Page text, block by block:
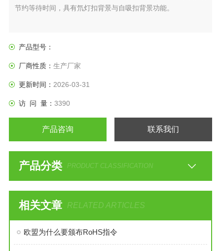
节约等待时间，具有氘灯扣背景与自吸扣背景功能。
产品型号：
厂商性质： 生产厂家
更新时间： 2026-03-31
访 问 量： 3390
产品咨询 联系我们
产品分类 PRODUCT CLASSIFICATION
相关文章 RELATED ARTICLES
欧盟为什么要颁布RoHS指令